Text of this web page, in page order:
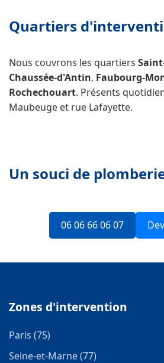
Quartiers
Nous couvrons les quartiers
Chaussée-d'Antin, Faubourg-
Rochechouart. Présents
Maubeuge et rue Lafayette.
Un souci de
06 06 66 06 07
Zones d'intervention
Paris (75)
Seine-et-Marne (77)